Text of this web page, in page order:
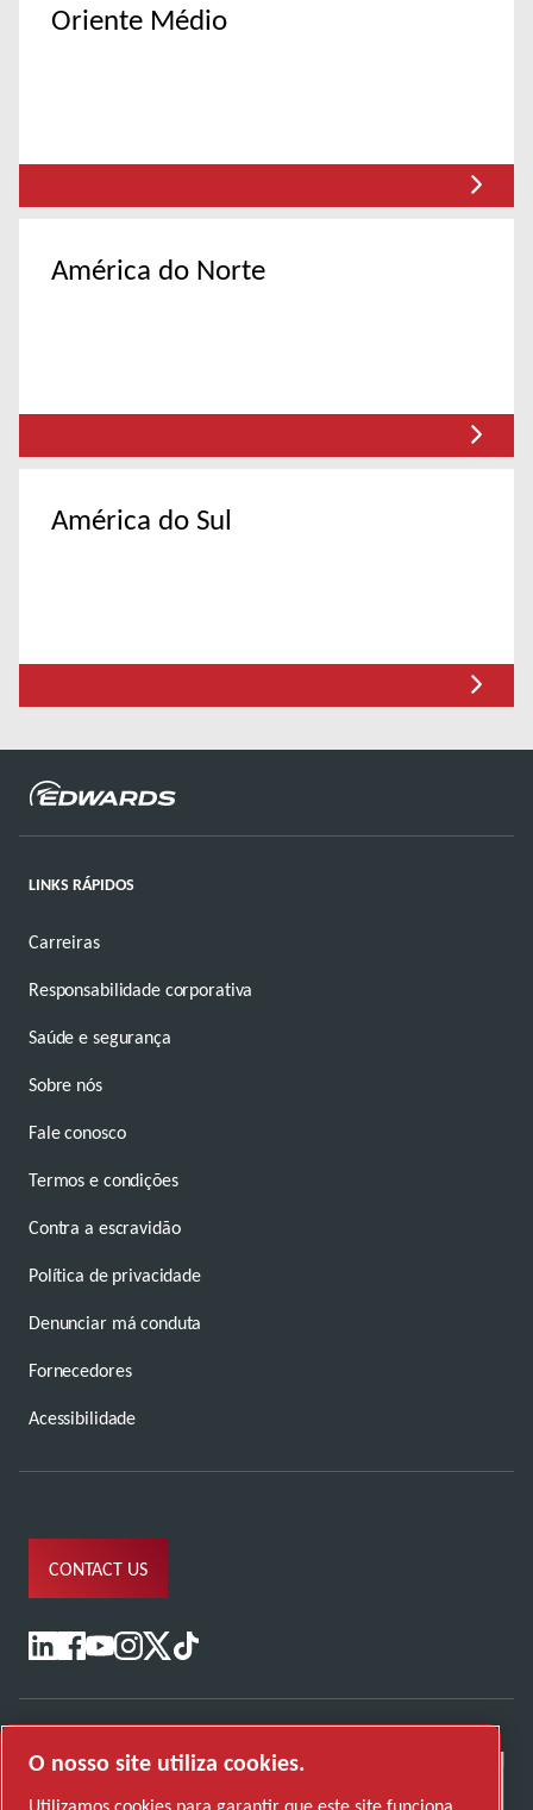
Oriente Médio
América do Norte
América do Sul
LINKS RÁPIDOS
Carreiras
Responsabilidade corporativa
Saúde e segurança
Sobre nós
Fale conosco
Termos e condições
Contra a escravidão
Política de privacidade
Denunciar má conduta
Fornecedores
Acessibilidade
CONTACT US
O nosso site utiliza cookies.